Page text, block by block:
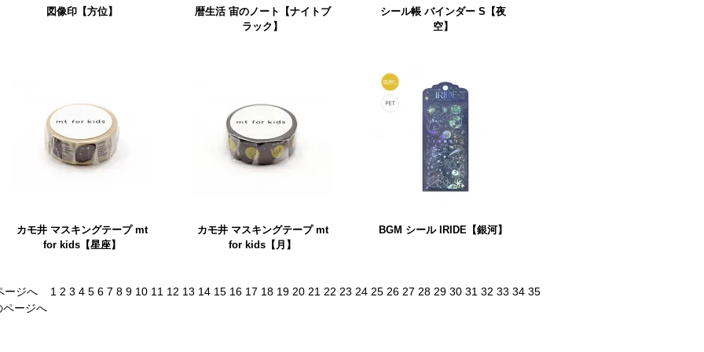
図像印【方位】
暦生活 宙のノート【ナイトブ
ラック】
シール帳 バインダー S【夜
空】
カモ井 マスキングテープ mt
for kids【星座】
カモ井 マスキングテープ mt
for kids【月】
BGM シール IRIDE【銀河】
ージへ 1 2 3 4 5 6 7 8 9 10 11 12 13 14 15 16 17 18 19 20 21 22 23 24 25 26 27 28 29 30 31 32 33 34 35
ページへ